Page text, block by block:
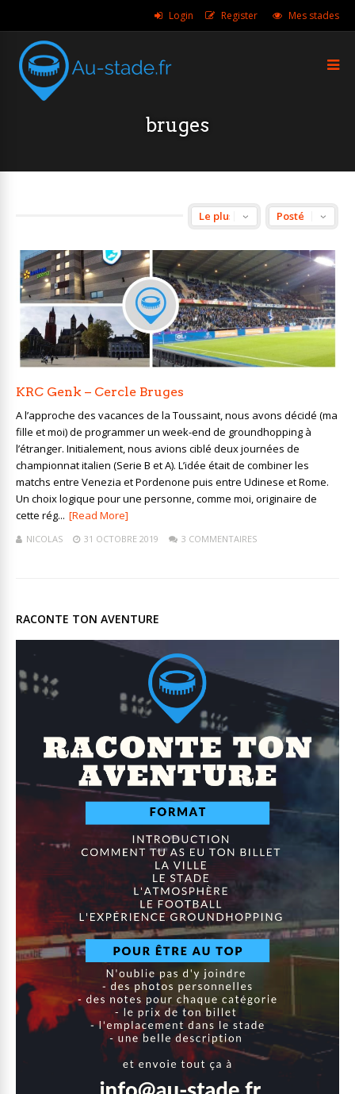
Login Register Mes stades
bruges
KRC Genk – Cercle Bruges
A l’approche des vacances de la Toussaint, nous avons décidé (ma
fille et moi) de programmer un week-end de groundhopping à
l’étranger. Initialement, nous avions ciblé deux journées de
championnat italien (Serie B et A). L’idée était de combiner les
matchs entre Venezia et Pordenone puis entre Udinese et Rome.
Un choix logique pour une personne, comme moi, originaire de
cette rég... [Read More]
NICOLAS 31 OCTOBRE 2019 3 COMMENTAIRES
RACONTE TON AVENTURE